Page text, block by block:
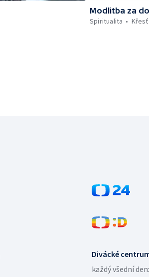
Modlitba za
Spiritualita
Divácké
každý všední den: